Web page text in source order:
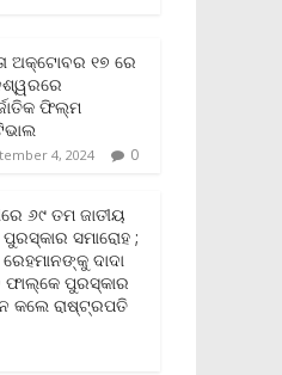
e
ଅକ୍ଟୋବର ୧୭ ରେ
ଫିଲ୍ମ
4, 2024 0
୬୯ ତମ ଜାତୀୟ
ସମାରୋହ ;
ରେହମାନଙ୍କୁ ଦାଦା
ଫାଲ୍‌କେ ପୁରସ୍କାର
କଲେ ରାଷ୍ଟ୍ରପତି